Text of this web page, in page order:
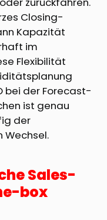
Closing-
Kapazität
im
Flexibilität
bei der Forecast-
ist genau
der
Wechsel.
Sales-
box